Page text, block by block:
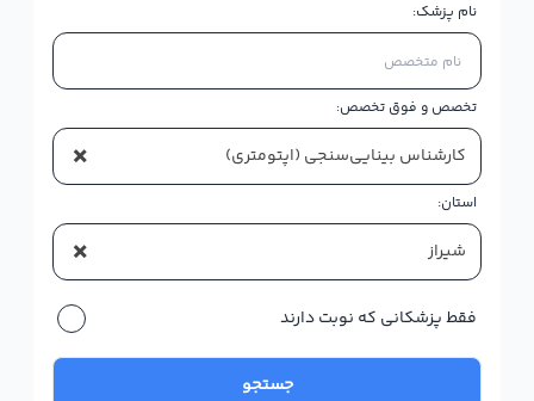
نام پزشک:
تخصص و فوق تخصص:
× کارشناس بینایی‌سنجی (اپتومتری)
استان:
× شیراز
فقط پزشکانی که نوبت دارند
جستجو